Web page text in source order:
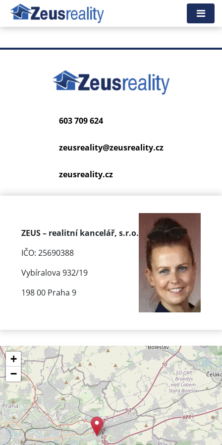
Tato nemovitost neexistuje, již nejspíš byla smazána.
Zpět na hlavní stranu.
603 709 624
zeusreality@zeusreality.cz
zeusreality.cz
ZEUS – realitní kancelář, s.r.o.
IČO: 25690388
Vybíralova 932/19
198 00 Praha 9
+
−